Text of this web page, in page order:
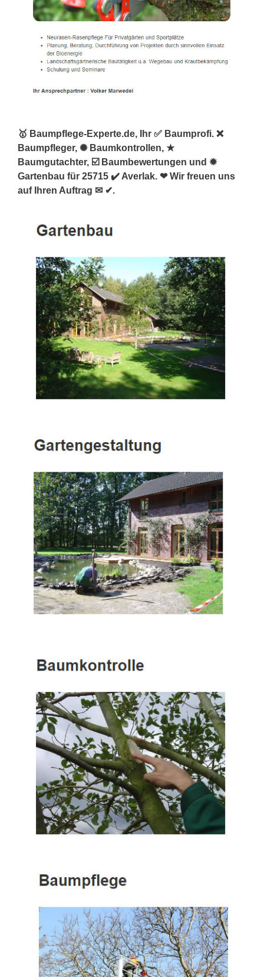
🥇 Baumpflege-Experte.de, Ihr ✅ Baumprofi. ❌
Baumpfleger, ✺ Baumkontrollen, ★
Baumgutachter, ☑️ Baumbewertungen und ✹
Gartenbau für 25715 ✔️ Averlak. ❤ Wir freuen uns
auf Ihren Auftrag ✉ ✔.